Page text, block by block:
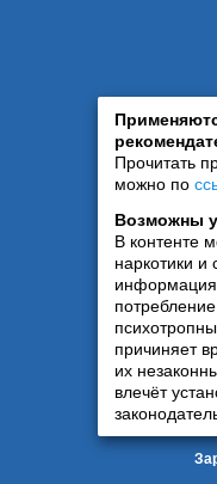
Прочитать
можно по
Возможны
В контенте
наркотики и
потребление
причиняет
их
влечёт